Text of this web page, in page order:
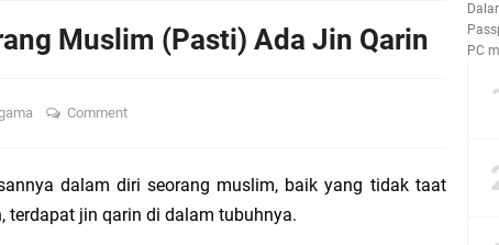
Lini Bisnis Asuransi Umum atau Asuransi Jiwa?
Pasal 2 Ayat (1) UU No. 40 Tahun 2014
atas Produk Asuransi Kecelakaan Diri antara UU No. 2 Tahun 1992 dan UU
Muslim (Pasti) Ada Jin Qarin
Comment
dalam diri seorang muslim, baik yang tidak taat
terdapat jin qarin di dalam tubuhnya.
PC